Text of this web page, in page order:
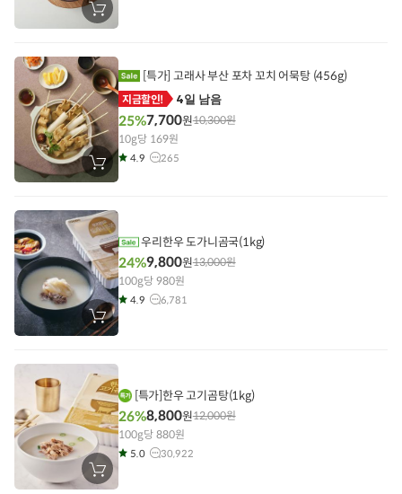
장
바
에
담
기
장
바
에
담
기
[특가] 고래사 부산 포차 꼬치 어묵탕 (456g)
지금할인! 4일 남음
25%7,700원10,300원
10g당 169원
4.9 265
장
바
에
담
기
우리한우 도가니곰국(1kg)
24%9,800원13,000원
100g당 980원
4.9 6,781
장
바
[특가]한우 고기곰탕(1kg)
26%8,800원12,000원
100g당 880원
5.0 30,922